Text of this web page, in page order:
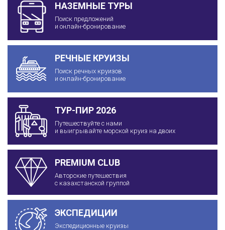
НАЗЕМНЫЕ ТУРЫ
Поиск предложений
и онлайн-бронирование
РЕЧНЫЕ КРУИЗЫ
Поиск речных круизов
и онлайн-бронирование
ТУР-ПИР 2026
Путешествуйте с нами
и выигрывайте морской круиз на двоих
PREMIUM CLUB
Авторские путешествия
с казахстанской группой
ЭКСПЕДИЦИИ
Экспедиционные круизы